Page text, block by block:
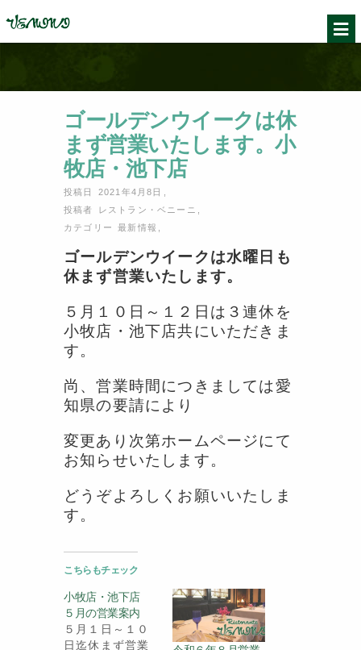
ゴールデンウイークは休
まず営業いたします。小
牧店・池下店
投稿日 2021年4月8日
投稿者 レストラン・ベニーニ
カテゴリー最新情報
ゴールデンウイークは水曜日も
休まず営業いたします。
５月１０日～１２日は３連休を
小牧店・池下店共にいただきま
す。
尚、営業時間につきましては愛
知県の要請により
変更あり次第ホームページにて
お知らせいたします。
どうぞよろしくお願いいたしま
す。
こちらもチェック
小牧店・池下店
５月の営業案内
５月１日～１０
日迄休まず営業